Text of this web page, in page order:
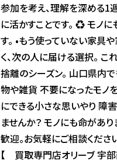
参加を考え、理解を深める1
に活かすことです。 ♻️ モノ
す。 •もう使っていない家具
く、次の人に届ける選択。
捨離のシーズン。 山口県内
物や雑貨 不要になったモノ
にできる小さな思いやり 障
ませんか？ モノにも命があ
歓迎。お気軽にご相談くださ
【 買取専門店オリーブ 宇